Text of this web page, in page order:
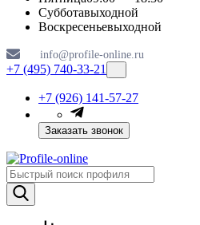
Субботавыходной
Воскресеньевыходной
info@profile-online.ru
+7 (495) 740-33-21
+7 (926) 141-57-27
Заказать звонок